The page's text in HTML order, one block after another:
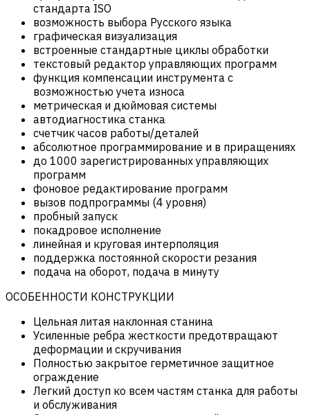
стандарта ISO
возможность выбора Русского языка
графическая визуализация
встроенные стандартные циклы обработки
текстовый редактор управляющих программ
функция компенсации инструмента с
возможностью учета износа
метрическая и дюймовая системы
автодиагностика станка
счетчик часов работы/деталей
абсолютное программирование и в приращениях
до 1000 зарегистрированных управляющих
программ
фоновое редактирование программ
вызов подпрограммы (4 уровня)
пробный запуск
покадровое исполнение
линейная и круговая интерполяция
поддержка постоянной скорости резания
подача на оборот, подача в минуту
ОСОБЕННОСТИ КОНСТРУКЦИИ
Цельная литая наклонная станина
Усиленные ребра жесткости предотвращают
деформации и скручивания
Полностью закрытое герметичное защитное
ограждение
Легкий доступ ко всем частям станка для работы
и обслуживания